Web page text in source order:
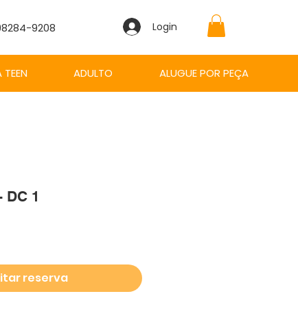
9208 Login
TEEN ADULTO ALUGUE POR PEÇA
DC 1
reserva